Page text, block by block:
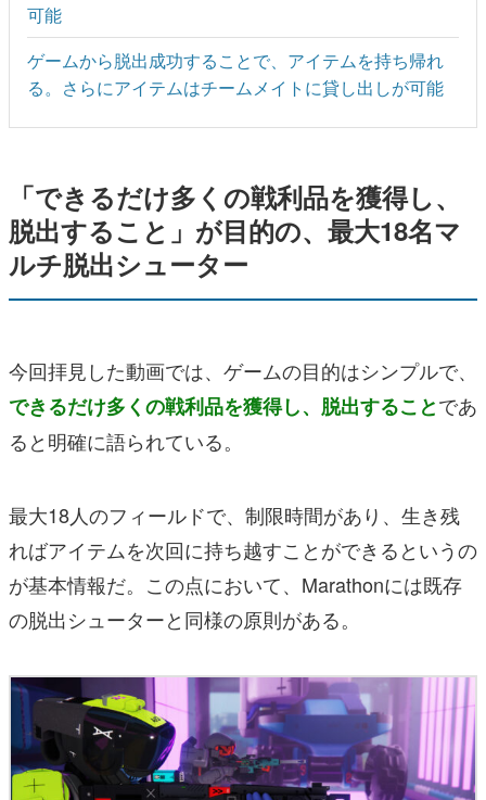
可能
ゲームから脱出成功することで、アイテムを持ち帰れ
る。さらにアイテムはチームメイトに貸し出しが可能
「できるだけ多くの戦利品を獲得し、
脱出すること」が目的の、最大18名マ
ルチ脱出シューター
今回拝見した動画では、ゲームの目的はシンプルで、
できるだけ多くの戦利品を獲得し、脱出することであ
ると明確に語られている。
最大18人のフィールドで、制限時間があり、生き残
ればアイテムを次回に持ち越すことができるというの
が基本情報だ。この点において、Marathonには既存
の脱出シューターと同様の原則がある。